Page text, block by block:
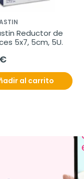
Reductor de
5x7, 5cm, 5U.
al carrito